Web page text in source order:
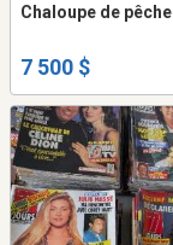
Chaloupe de pêche
7 500 $